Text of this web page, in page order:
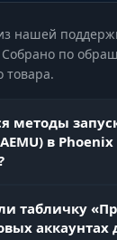
захвата
рабочей
нашей
Собрано по
товара.
методы
в Phoenix
табличку
аккаунтах